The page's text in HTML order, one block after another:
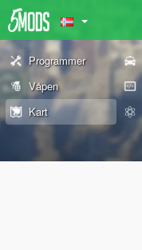
Programmer
Våpen
Kart